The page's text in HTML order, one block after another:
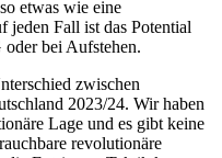
etwas wie eine
jeden Fall ist das Potential
bei Aufstehen.
zwischen
2023/24. Wir haben
Lage und es gibt keine
revolutionäre